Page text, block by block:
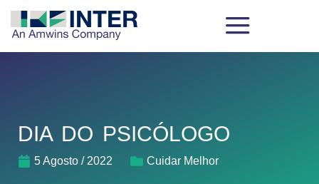
DIA DO PSICÓLOGO
5 Agosto / 2022 Cuidar Melhor